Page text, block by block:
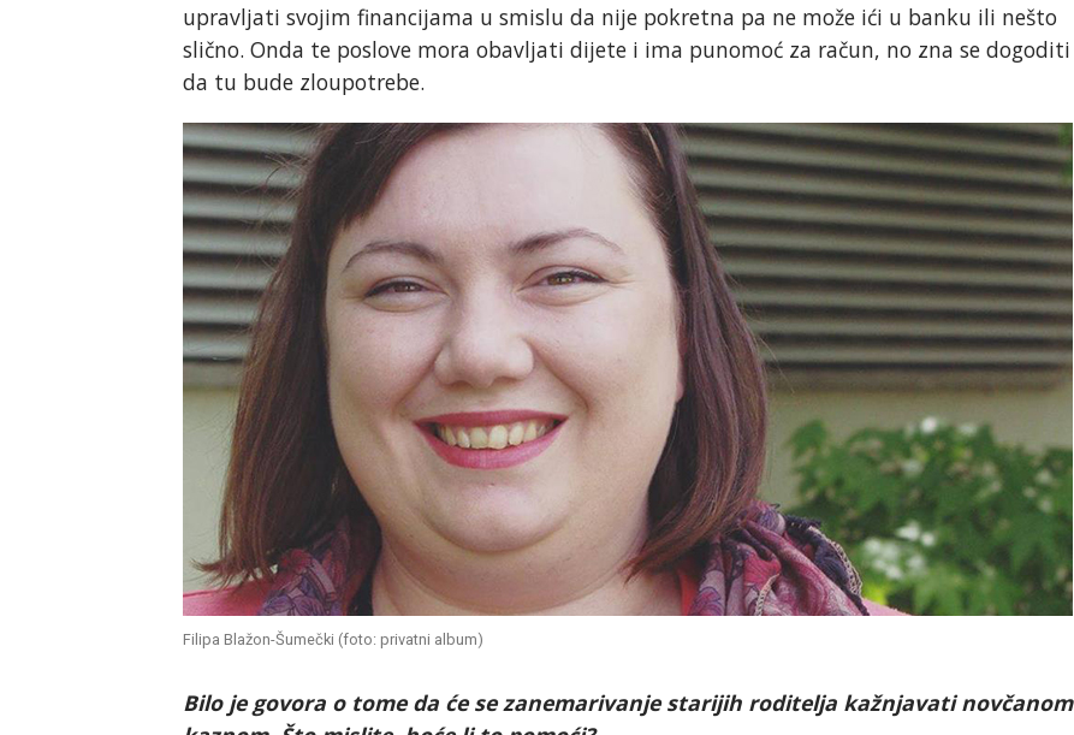
upravljati svojim financijama u smislu da nije pokretna pa ne može ići u banku ili nešto
slično. Onda te poslove mora obavljati dijete i ima punomoć za račun, no zna se dogoditi
da tu bude zloupotrebe.
Filipa Blažon-Šumečki (foto: privatni album)
Bilo je govora o tome da će se zanemarivanje starijih roditelja kažnjavati novčanom